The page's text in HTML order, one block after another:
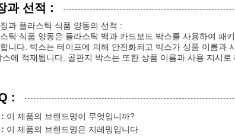
과 선적 :
과 플라스틱 식품 양동의 선적 :
틱 식품 양동은 플라스틱 백과 카드보드 박스를 사용하여 패
니다. 박스는 테이프에 의해 안전화되고 박스가 상품 이름과
스에 적재됩니다. 골판지 박스는 또한 상품 이름과 사용 지시
:
이 제품의 브랜드명이 무엇입니까?
이 제품의 브랜드명은 지레밍입니다.